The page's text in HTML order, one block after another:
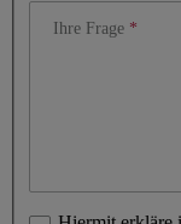
Ihre Frage